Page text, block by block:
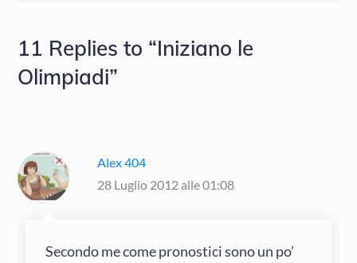
11 Replies to “Iniziano le
Olimpiadi”
Alex 404
28 Luglio 2012 alle 01:08
Secondo me come pronostici sono un po’